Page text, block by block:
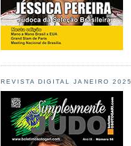
REVISTA DIGITAL JANEIRO 2025